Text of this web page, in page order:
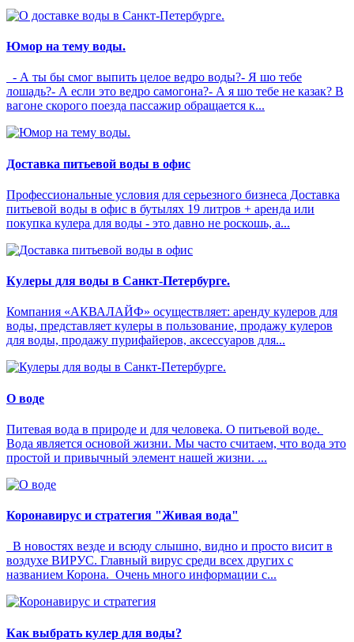
Юмор на тему воды.
- А ты бы смог выпить целое ведро воды?- Я шо тебе
лошадь?- А если это ведро самогона?- А я шо тебе не казак? В
вагоне скорого поезда пассажир обращается к...
Доставка питьевой воды в офис
Профессиональные условия для серьезного бизнеса Доставка
питьевой воды в офис в бутылях 19 литров + аренда или
покупка кулера для воды - это давно не роскошь, а...
Кулеры для воды в Санкт-Петербурге.
Компания «АКВАЛАЙФ» осуществляет: аренду кулеров для
воды, представляет кулеры в пользование, продажу кулеров
для воды, продажу пурифайеров, аксессуаров для...
О воде
Питевая вода в природе и для человека. О питьевой воде.
Вода является основой жизни. Мы часто считаем, что вода это
простой и привычный элемент нашей жизни. ...
Коронавирус и стратегия "Живая вода"
В новостях везде и всюду слышно, видно и просто висит в
воздухе ВИРУС. Главный вирус среди всех других с
названием Корона. Очень много информации с...
Как выбрать кулер для воды?